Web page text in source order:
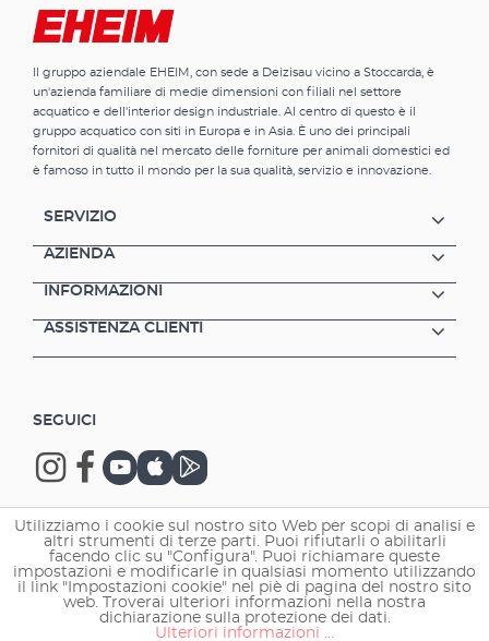
alghe non vengano trasmesse dall'uno
all'altro. I batteri e le particelle di sporco
filtrante. Questo dovrebbe essere
semplicemente rimosso e pulito
accuratamente dopo ogni utilizzo. Skimmer
di superficie più piccolo per acquari fino a 350
Per uso sia a lungo termine che temporaneo
Installazione rapida - facile da riparare al
consumo energetico
Il gruppo aziendale EHEIM, con sede a Deizisau vicino a Stoccarda, è
un'azienda familiare di medie dimensioni con filiali nel settore
acquatico e dell'interior design industriale. Al centro di questo è il
gruppo acquatico con siti in Europa e in Asia. È uno dei principali
fornitori di qualità nel mercato delle forniture per animali domestici ed
è famoso in tutto il mondo per la sua qualità, servizio e innovazione.
SERVIZIO
AZIENDA
INFORMAZIONI
ASSISTENZA CLIENTI
SEGUICI
Copyright © 2026 EHEIM GmbH & Co. KG.
Utilizziamo i cookie sul nostro sito Web per scopi di analisi e
altri strumenti di terze parti. Puoi rifiutarli o abilitarli
facendo clic su "Configura". Puoi richiamare queste
impostazioni e modificarle in qualsiasi momento utilizzando
il link "Impostazioni cookie" nel piè di pagina del nostro sito
web. Troverai ulteriori informazioni nella nostra
dichiarazione sulla protezione dei dati.
Ulteriori informazioni ...